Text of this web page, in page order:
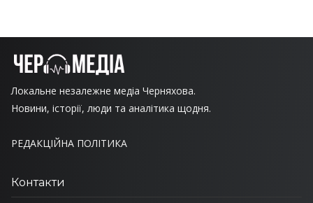
Локальне незалежне медіа Черняхова.
Новини, історії, люди та аналітика щодня.
РЕДАКЦІЙНА ПОЛІТИКА
Контакти